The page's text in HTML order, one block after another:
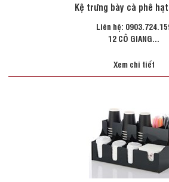
Kệ trưng bày cà phê
Liên hệ:
12 CÔ GIANG...
Xem chi tiết